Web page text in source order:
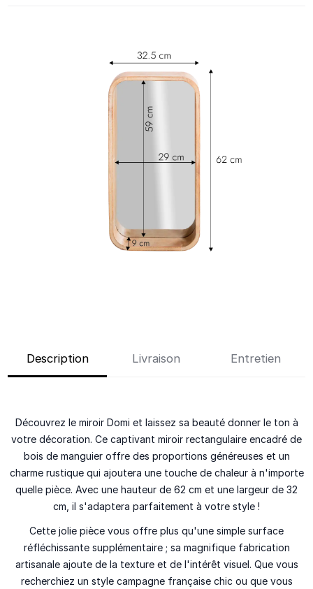
Description Livraison Entretien
Découvrez le miroir Domi et laissez sa beauté donner le ton à
votre décoration. Ce captivant miroir rectangulaire encadré de
bois de manguier offre des proportions généreuses et un
charme rustique qui ajoutera une touche de chaleur à n'importe
quelle pièce. Avec une hauteur de 62 cm et une largeur de 32
cm, il s'adaptera parfaitement à votre style !
Cette jolie pièce vous offre plus qu'une simple surface
réfléchissante supplémentaire ; sa magnifique fabrication
artisanale ajoute de la texture et de l'intérêt visuel. Que vous
recherchiez un style campagne française chic ou que vous